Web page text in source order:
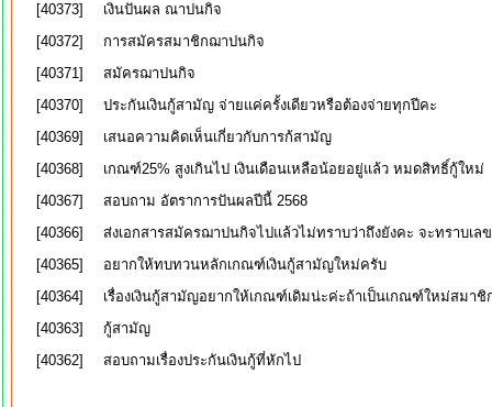
[40373]
เงินปันผล ณาปนกิจ
[40372]
การสมัครสมาชิกฌาปนกิจ
[40371]
สมัครฌาปนกิจ
[40370]
ประกันเงินกู้สามัญ จ่ายแค่ครั้งเดียวหรือต้องจ่ายทุกปีคะ
[40369]
เสนอความคิดเห็นเกี่ยวกับการก้สามัญ
[40368]
เกณฑ์25% สูงเกินไป เงินเดือนเหลือน้อยอยู่แล้ว หมดสิทธิ์กู้ใหม่
[40367]
สอบถาม อัตราการปันผลปีนี้ 2568
[40366]
ส่งเอกสารสมัครฌาปนกิจไปแล้วไม่ทราบว่าถึงยังคะ จะทราบเ
[40365]
อยากให้ทบทวนหลักเกณฑ์เงินกู้สามัญใหม่ครับ
[40364]
เรื่องเงินกู้สามัญอยากให้เกณฑ์เดิมน่ะค่ะถ้าเป็นเกณฑ์ใหม่สมาชิ
[40363]
กู้สามัญ
[40362]
สอบถามเรื่องประกันเงินกู้ที่หักไป